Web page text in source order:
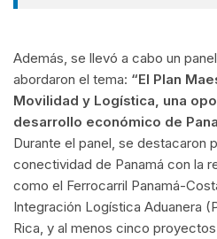
Además, se llevó a cabo un
abordaron el tema: “El Plan
Movilidad y Logística, una
desarrollo económico de
Durante el panel, se destacaron
conectividad de Panamá con la
como el Ferrocarril Panamá-
Integración Logística Aduanera
Rica, y al menos cinco